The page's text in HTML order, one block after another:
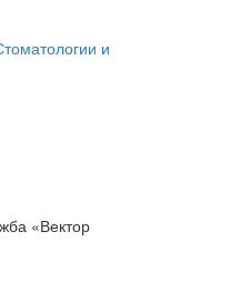
и
«Вектор